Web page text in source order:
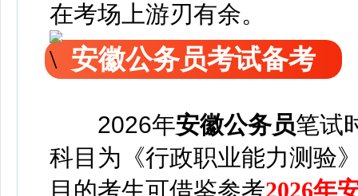
在考场上游刃有余。
安徽公务员考试备考
2026年安徽公务员笔试
科目为《行政职业能力测验
目的考生可借鉴参考2026年